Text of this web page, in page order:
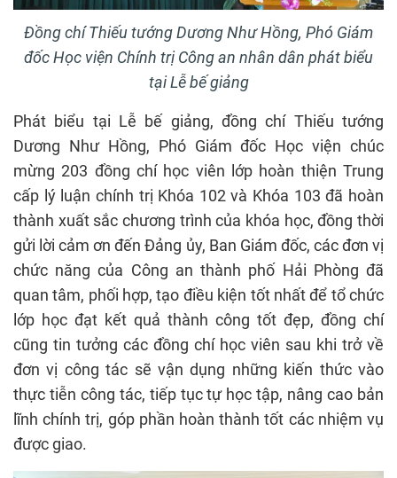
Đồng chí Thiếu tướng Dương Như Hồng, Phó Giám
đốc Học viện Chính trị Công an nhân dân phát biểu
tại Lễ bế giảng
Phát biểu tại Lễ bế giảng, đồng chí Thiếu tướng
Dương Như Hồng, Phó Giám đốc Học viện chúc
mừng 203 đồng chí học viên lớp hoàn thiện Trung
cấp lý luận chính trị Khóa 102 và Khóa 103 đã hoàn
thành xuất sắc chương trình của khóa học, đồng thời
gửi lời cảm ơn đến Đảng ủy, Ban Giám đốc, các đơn vị
chức năng của Công an thành phố Hải Phòng đã
quan tâm, phối hợp, tạo điều kiện tốt nhất để tổ chức
lớp học đạt kết quả thành công tốt đẹp, đồng chí
cũng tin tưởng các đồng chí học viên sau khi trở về
đơn vị công tác sẽ vận dụng những kiến thức vào
thực tiễn công tác, tiếp tục tự học tập, nâng cao bản
lĩnh chính trị, góp phần hoàn thành tốt các nhiệm vụ
được giao.